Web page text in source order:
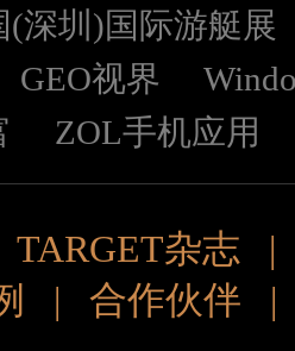
(深圳)国际游艇展
GEO视界
ZOL手机应用
TARGET杂志
| 合作伙伴